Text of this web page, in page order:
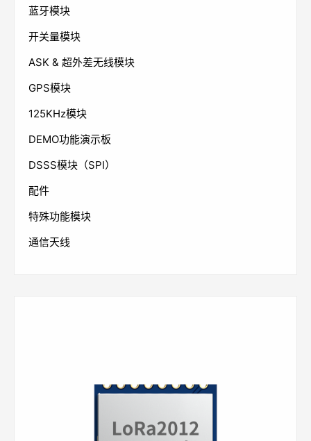
蓝牙模块
开关量模块
ASK & 超外差无线模块
GPS模块
125KHz模块
DEMO功能演示板
DSSS模块（SPI）
配件
特殊功能模块
通信天线